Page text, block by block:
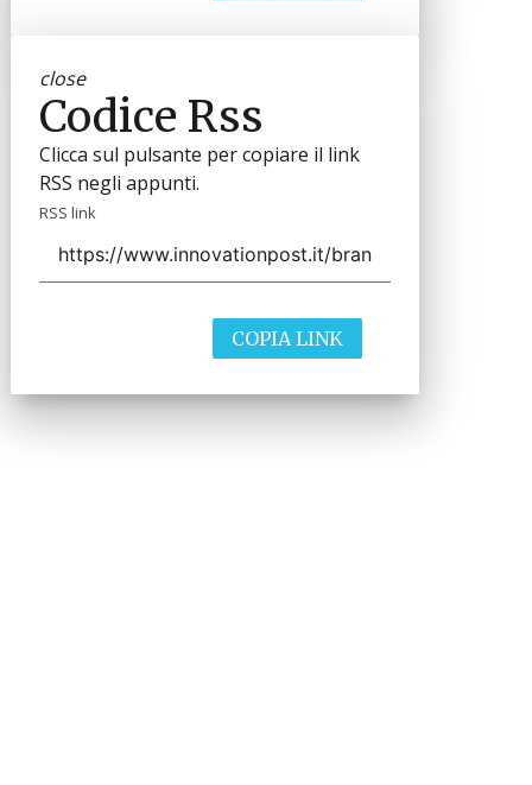
close
Codice Rss
Clicca sul pulsante per copiare il link
RSS negli appunti.
RSS link
COPIA LINK